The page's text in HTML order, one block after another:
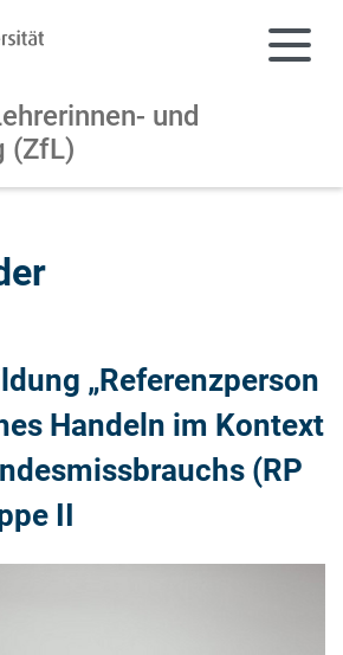
und
(ZfL)
„Referenzperson
Handeln im Kontext
(RP
II